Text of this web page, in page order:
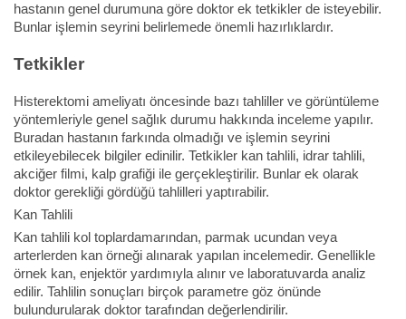
hastanın genel durumuna göre doktor ek tetkikler de isteyebilir.
Bunlar işlemin seyrini belirlemede önemli hazırlıklardır.
Tetkikler
Histerektomi ameliyatı öncesinde bazı tahliller ve görüntüleme
yöntemleriyle genel sağlık durumu hakkında inceleme yapılır.
Buradan hastanın farkında olmadığı ve işlemin seyrini
etkileyebilecek bilgiler edinilir. Tetkikler kan tahlili, idrar tahlili,
akciğer filmi, kalp grafiği ile gerçekleştirilir. Bunlar ek olarak
doktor gerekliği gördüğü tahlilleri yaptırabilir.
Kan Tahlili
Kan tahlili kol toplardamarından, parmak ucundan veya
arterlerden kan örneği alınarak yapılan incelemedir. Genellikle
örnek kan, enjektör yardımıyla alınır ve laboratuvarda analiz
edilir. Tahlilin sonuçları birçok parametre göz önünde
bulundurularak doktor tarafından değerlendirilir.